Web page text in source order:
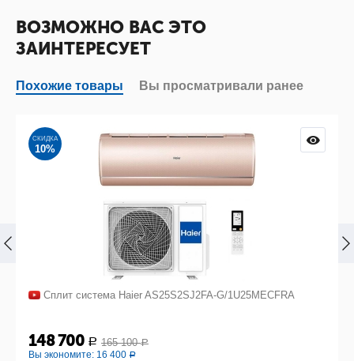
ВОЗМОЖНО ВАС ЭТО
ЗАИНТЕРЕСУЕТ
Похожие товары Вы просматривали ранее
СКИДКА
10%
Сплит система Haier AS25S2SJ2FA-G/1U25MECFRA
148 700 Р 165 100 Р
Вы экономите: 16 400 Р